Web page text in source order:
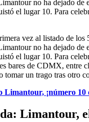
no ha dejado de
el lugar 10. Para
vez al listado de los
no ha dejado de
el lugar 10. Para
bares de CDMX, entre
tomar un trago tras otro
Limantour, ¡número 10
Limantour,